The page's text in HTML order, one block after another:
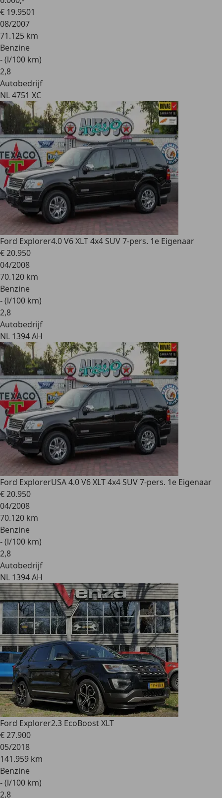
€ 19.9501
08/2007
71.125 km
Benzine
- (l/100 km)
2,8
Autobedrijf
NL 4751 XC
Ford Explorer4.0 V6 XLT 4x4 SUV 7-pers. 1e Eigenaar
€ 20.950
04/2008
70.120 km
Benzine
- (l/100 km)
2,8
Autobedrijf
NL 1394 AH
Ford ExplorerUSA 4.0 V6 XLT 4x4 SUV 7-pers. 1e Eigenaar
€ 20.950
04/2008
70.120 km
Benzine
- (l/100 km)
2,8
Autobedrijf
NL 1394 AH
Ford Explorer2.3 EcoBoost XLT
€ 27.900
05/2018
141.959 km
Benzine
- (l/100 km)
2,8